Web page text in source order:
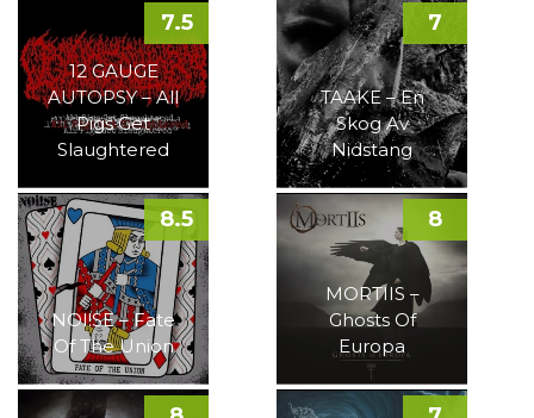
12 GAUGE
AUTOPSY – All
Pigs Get
Slaughtered
7.5
TAAKE – En
Skog Av
Nidstang
7
NOI!SE – Fate
Of The Union
8.5
MORTIIS –
Ghosts Of
Europa
8